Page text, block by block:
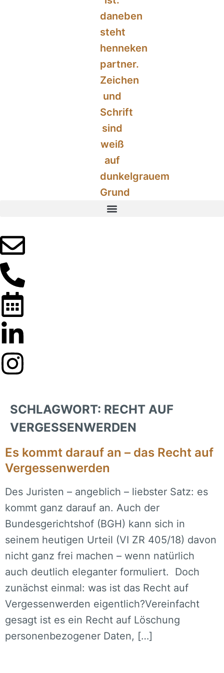
SCHLAGWORT: RECHT AUF
VERGESSENWERDEN
Es kommt darauf an – das Recht auf
Vergessenwerden
Des Juristen – angeblich – liebster Satz: es
kommt ganz darauf an. Auch der
Bundesgerichtshof (BGH) kann sich in
seinem heutigen Urteil (VI ZR 405/18) davon
nicht ganz frei machen – wenn natürlich
auch deutlich eleganter formuliert. Doch
zunächst einmal: was ist das Recht auf
Vergessenwerden eigentlich?Vereinfacht
gesagt ist es ein Recht auf Löschung
personenbezogener Daten, […]